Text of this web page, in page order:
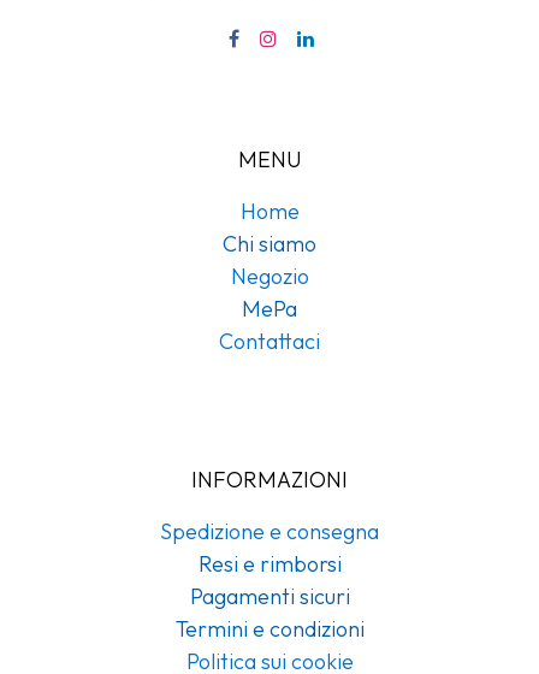
MENU
Home
Chi siamo
Negozio
MePa
Contattaci
INFORMAZIONI
Spedizione e consegna
Resi e rimborsi
Pagamenti sicuri
Termini e condizioni
Politica sui cookie